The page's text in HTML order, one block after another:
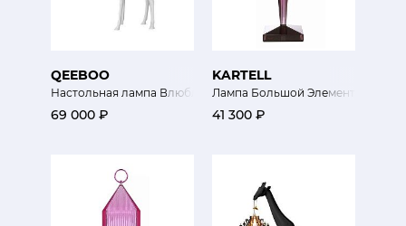
QEEBOO
Настольная лампа Влюбленный жираф
69 000 ₽
KARTELL
Лампа Большой Элемент
41 300 ₽